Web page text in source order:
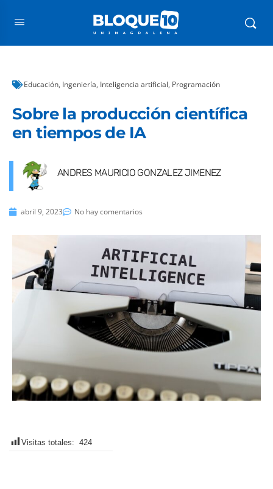
Educación, Ingeniería, Inteligencia artificial, Programación
Sobre la producción científica
en tiempos de IA
ANDRES MAURICIO GONZALEZ JIMENEZ
abril 9, 2023 No hay comentarios
Visitas totales: 424